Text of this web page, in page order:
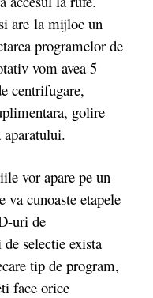
are la mijloc un
programelor de
vom avea 5
centrifugare,
golire
vor apare pe un
va cunoaste etapele
uri de
selectie exista
tip de program,
face orice